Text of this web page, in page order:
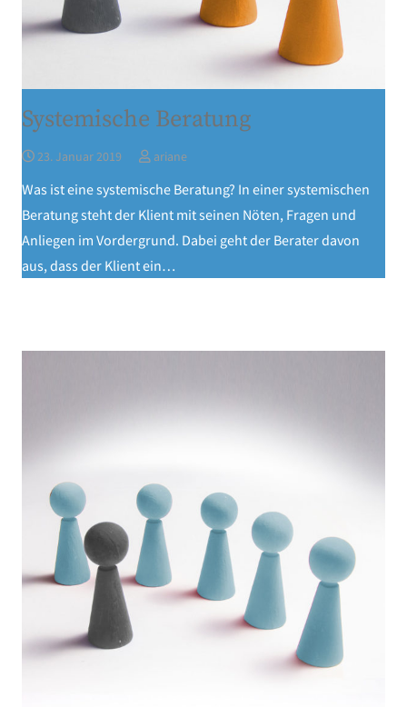
Systemische Beratung
23. Januar 2019 ariane
Was ist eine systemische Beratung? In einer systemischen
Beratung steht der Klient mit seinen Nöten, Fragen und
Anliegen im Vordergrund. Dabei geht der Berater davon
aus, dass der Klient ein…